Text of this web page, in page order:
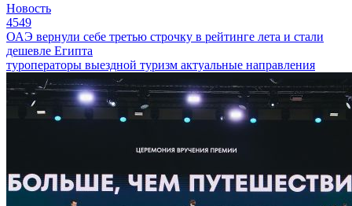
Новость
4549
ОАЭ вернули себе третью строчку в рейтинге лета и стали
дешевле Египта
туроператоры выездной туризм актуальные направления